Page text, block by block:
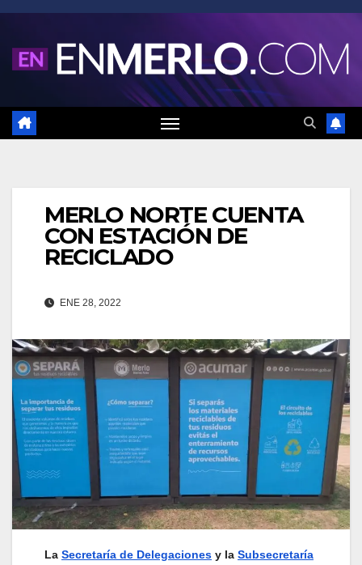
Saltar
contenido
MERLO NORTE CUENTA
CON ESTACIÓN DE
RECICLADO
ENE 28, 2022
La Secretaría de Delegaciones y la Subsecretaría